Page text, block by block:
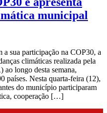
municipal
a sua participação na COP30, a
climáticas realizada pela
longo desta semana,
países. Nesta quarta-feira (12),
do município participaram
cooperação […]